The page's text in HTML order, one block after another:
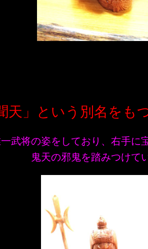
天」という別名をも
武将の姿をしており、右手に
鬼天の邪鬼を踏みつけて